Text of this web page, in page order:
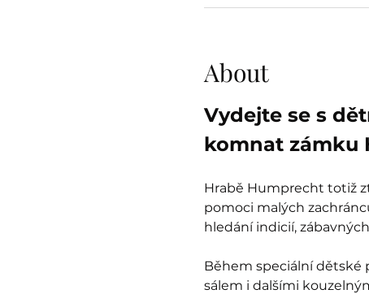
About
Vydejte se s
komnat zámku
Hrabě Humprecht totiž
pomoci malých
hledání indicií,
Během speciální dětské
sálem i dalšími